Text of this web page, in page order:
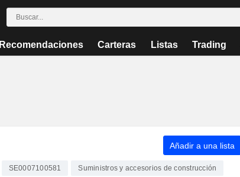
Recomendaciones Carteras Listas Trading
Añadir a una lista
SE0007100581 Suministros y accesorios de construcción